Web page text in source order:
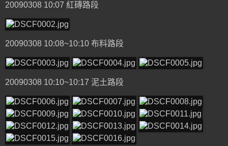
20090308 10:07 紅磚路段
20090308 10:08~10:10 布料路段
20090308 10:10~10:17 泥土路段